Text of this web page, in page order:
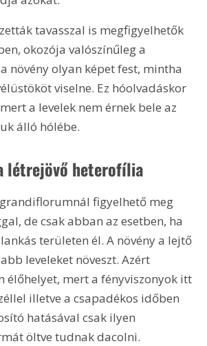
tavasszal is megfigyelhetők
okozója valószínűleg a
növény olyan képet fest, mintha
viselne. Ez hóolvadáskor
a levelek nem érnek bele az
álló hólébe.
létrejövő heterofília
figyelhető meg
de csak abban az esetben, ha
területen él. A növény a lejtő
leveleket növeszt. Azért
élőhelyet, mert a fényviszonyok itt
illetve a csapadékos időben
hatásával csak ilyen
öltve tudnak dacolni.